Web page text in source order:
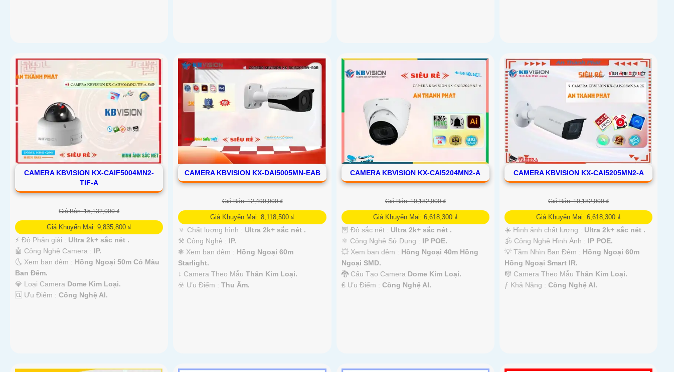
CAMERA KBVISION KX-CAIF5004MN2-
TIF-A
Giá Bán: 15,132,000 ₫
Giá Khuyến Mại: 9,835,800 ₫
️⚡ Độ Phân giải : Ultra 2k+ sắc nét .
🤖️ Công Nghệ Camera : IP.
🌜 Xem ban đêm : Hồng Ngoại 50m Có Màu
Ban Đêm.
💎 Loại Camera Dome Kim Loại.
️🆑 Ưu Điểm : Công Nghệ AI.
CAMERA KBVISION KX-DAI5005MN-EAB
Giá Bán: 12,490,000 ₫
Giá Khuyến Mại: 8,118,500 ₫
🔅 Chất lượng hình : Ultra 2k+ sắc nét .
⚒ Công Nghệ : IP.
❃ Xem ban đêm : Hồng Ngoại 60m
Starlight.
↕️ Camera Theo MẫuThân Kim Loại.
️☣️ Ưu Điểm :Thu Âm.
CAMERA KBVISION KX-CAI5204MN2-A
Giá Bán: 10,182,000 ₫
Giá Khuyến Mại: 6,618,300 ₫
🦉 Độ sắc nét : Ultra 2k+ sắc nét .
⚛️ Công Nghệ Sử Dụng : IP POE.
💥 Xem ban đêm : Hồng Ngoại 40m Hồng
Ngoại SMD.
🐉️ Cấu Tạo Camera Dome Kim Loại.
️₤ Ưu Điểm : Công Nghệ AI.
CAMERA KBVISION KX-CAI5205MN2-A
Giá Bán: 10,182,000 ₫
Giá Khuyến Mại: 6,618,300 ₫
☀️ Hình ảnh chất lượng : Ultra 2k+ sắc nét .
🕉️ Công Nghệ Hình Ảnh : IP POE.
💡 Tầm Nhìn Ban Đêm : Hồng Ngoại 60m
Hồng Ngoại Smart IR.
🎼️ Camera Theo MẫuThân Kim Loại.
️ƒ Khả Năng :Công Nghệ AI.